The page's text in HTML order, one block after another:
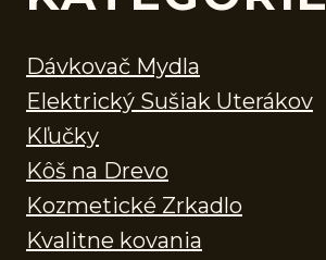
Dávkovač Mydla
Elektrický Sušiak Uterákov
Kľučky
Kôš na Drevo
Kozmetické Zrkadlo
Kvalitne kovania